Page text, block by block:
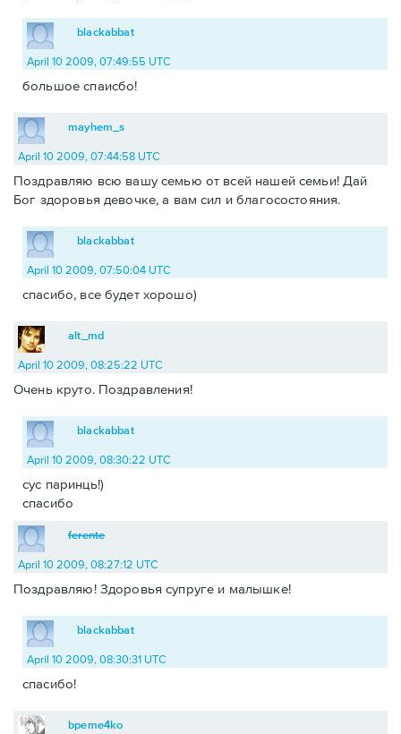
blackabbat
April 10 2009, 07:49:55 UTC
большое спаисбо!
mayhem_s
April 10 2009, 07:44:58 UTC
Поздравляю всю вашу семью от всей нашей семьи! Дай
Бог здоровья девочке, а вам сил и благосостояния.
blackabbat
April 10 2009, 07:50:04 UTC
спасибо, все будет хорошо)
alt_md
April 10 2009, 08:25:22 UTC
Очень круто. Поздравления!
blackabbat
April 10 2009, 08:30:22 UTC
сус паринць!)
спасибо
ferente
April 10 2009, 08:27:12 UTC
Поздравляю! Здоровья супруге и малышке!
blackabbat
April 10 2009, 08:30:31 UTC
спасибо!
bpeme4ko